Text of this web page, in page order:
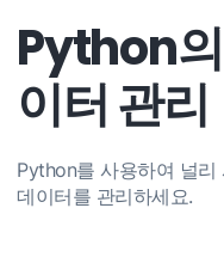
Python
이터 관리
Python를 사용하여 널
데이터를 관리하세요.